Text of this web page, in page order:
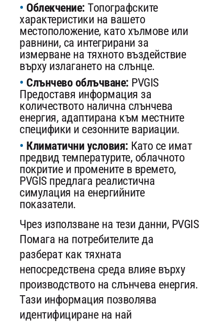
Облекчение: Топографските
характеристики на вашето
местоположение, като хълмове или
равнини, са интегрирани за
измерване на тяхното въздействие
върху излагането на слънце.
Слънчево облъчване: PVGIS
Предоставя информация за
количеството налична слънчева
енергия, адаптирана към местните
специфики и сезонните вариации.
Климатични условия: Като се имат
предвид температурите, облачното
покритие и промените в времето,
PVGIS предлага реалистична
симулация на енергийните
показатели.
Чрез използване на тези данни, PVGIS
Помага на потребителите да
разберат как тяхната
непосредствена среда влияе върху
производството на слънчева енергия.
Тази информация позволява
идентифициране на най